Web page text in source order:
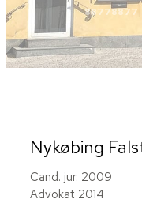
88778877
Nykøbing
Cand. jur. 2009
Advokat 2014